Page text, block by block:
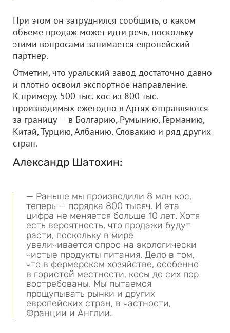
При этом он затруднился сообщить, о каком
объеме продаж может идти речь, поскольку
этими вопросами занимается европейский
партнер.
Отметим, что уральский завод достаточно давно
и плотно освоил экспортное направление.
К примеру, 500 тыс. кос из 800 тыс.
производимых ежегодно в Артях отправляются
за границу — в Болгарию, Румынию, Германию,
Китай, Турцию, Албанию, Словакию и ряд других
стран.
Александр Шатохин:
— Раньше мы производили 8 млн кос,
теперь — порядка 800 тысяч. И эта
цифра не меняется больше 10 лет. Хотя
есть вероятность, что продажи будут
расти, поскольку в мире
увеличивается спрос на экологически
чистые продукты питания. Дело в том,
что в фермерском хозяйстве, особенно
в гористой местности, косы до сих пор
востребованы. Мы пытаемся
прощупывать рынки и других
европейских стран, в частности,
Франции и Англии.